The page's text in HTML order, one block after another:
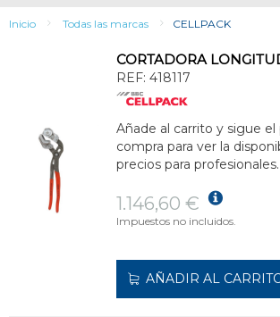
Inicio Todas las marcas CELLPACK
REF: 418117
Añade al carrito y sigue el
compra para ver la
precios para profesionales.
1.146,60 €
Impuestos no incluidos.
AÑADIR AL